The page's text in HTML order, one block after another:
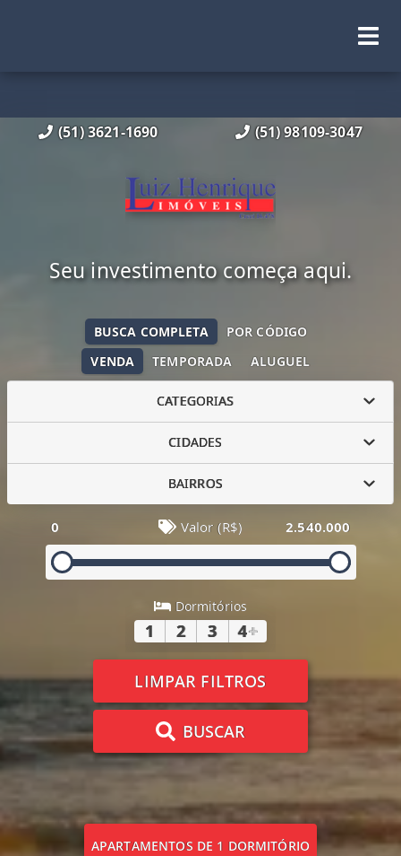
(51) 3621-1690 (51) 98109-3047
Seu investimento começa aqui.
VENDA TEMPORADA ALUGUEL
BUSCA COMPLETA POR CÓDIGO
CATEGORIAS
CIDADES
BAIRROS
0 Valor (R$) 2.540.000
Dormitórios
1 2 3 4+
LIMPAR FILTROS
BUSCAR
APARTAMENTOS DE 1 DORMITÓRIO